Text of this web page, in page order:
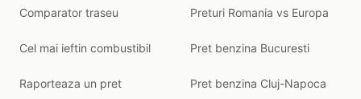
Comparator traseu
Cel mai ieftin combustibil
Raporteaza un pret
Preturi Romania vs Europa
Pret benzina Bucuresti
Pret benzina Cluj-Napoca